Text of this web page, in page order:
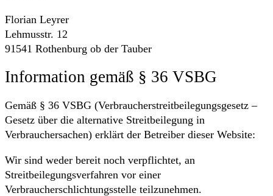
Florian Leyrer
Lehmusstr. 12
91541 Rothenburg ob der Tauber
Information gemäß § 36 VSBG
Gemäß § 36 VSBG (Verbraucherstreitbeilegungsgesetz –
Gesetz über die alternative Streitbeilegung in
Verbrauchersachen) erklärt der Betreiber dieser Website:
Wir sind weder bereit noch verpflichtet, an
Streitbeilegungsverfahren vor einer
Verbraucherschlichtungsstelle teilzunehmen.